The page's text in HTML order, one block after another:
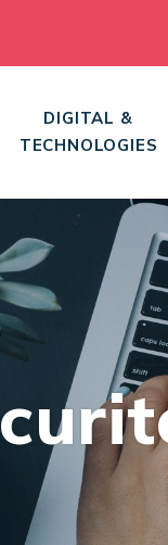
DIGITAL &
TECHNOLOGIES